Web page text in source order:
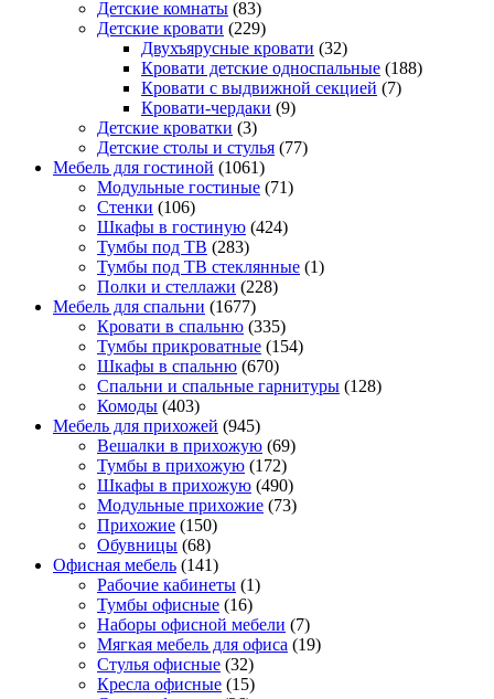
Детские комнаты (83)
Детские кровати (229)
Двухъярусные кровати (32)
Кровати детские односпальные (188)
Кровати с выдвижной секцией (7)
Кровати-чердаки (9)
Детские кроватки (3)
Детские столы и стулья (77)
Мебель для гостиной (1061)
Модульные гостиные (71)
Стенки (106)
Шкафы в гостиную (424)
Тумбы под ТВ (283)
Тумбы под ТВ стеклянные (1)
Полки и стеллажи (228)
Мебель для спальни (1677)
Кровати в спальню (335)
Тумбы прикроватные (154)
Шкафы в спальню (670)
Спальни и спальные гарнитуры (128)
Комоды (403)
Мебель для прихожей (945)
Вешалки в прихожую (69)
Тумбы в прихожую (172)
Шкафы в прихожую (490)
Модульные прихожие (73)
Прихожие (150)
Обувницы (68)
Офисная мебель (141)
Рабочие кабинеты (1)
Тумбы офисные (16)
Наборы офисной мебели (7)
Мягкая мебель для офиса (19)
Стулья офисные (32)
Кресла офисные (15)